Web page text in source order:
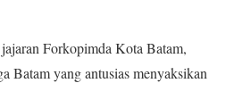
Forkopimda Kota Batam,
Batam yang antusias menyaksikan